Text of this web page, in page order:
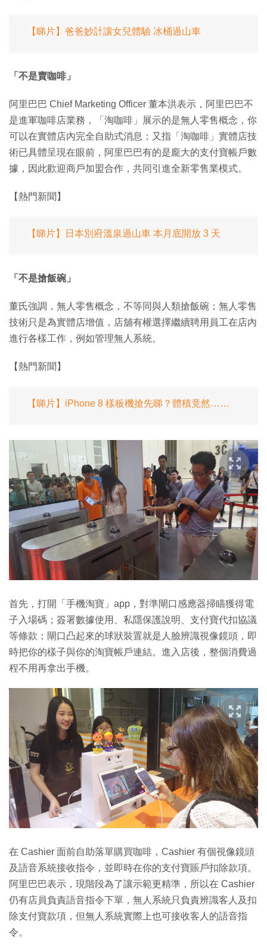
【睇片】爸爸妙計讓女兒體驗 冰桶過山車
「不是賣咖啡」
阿里巴巴 Chief Marketing Officer 董本洪表示，阿里巴巴不
是進軍咖啡店業務，「淘咖啡」展示的是無人零售概念，你
可以在實體店內完全自助式消息；又指「淘咖啡」實體店技
術已具體呈現在眼前，阿里巴巴有的是龐大的支付寶帳戶數
據，因此歡迎商戶加盟合作，共同引進全新零售業模式。
【熱門新聞】
【睇片】日本別府溫泉過山車 本月底開放 3 天
「不是搶飯碗」
董氏強調，無人零售概念，不等同與人類搶飯碗；無人零售
技術只是為實體店增值，店舖有權選擇繼續聘用員工在店內
進行各樣工作，例如管理無人系統。
【熱門新聞】
【睇片】iPhone 8 樣板機搶先睇？體積竟然……
首先，打開「手機淘寶」app，對準閘口感應器掃瞄獲得電
子入場碼；簽署數據使用、私隱保護說明、支付寶代扣協議
等條款；閘口凸起來的球狀裝置就是人臉辨識視像鏡頭，即
時把你的樣子與你的淘寶帳戶連結。進入店後，整個消費過
程不用再拿出手機。
在 Cashier 面前自助落單購買咖啡，Cashier 有個視像鏡頭
及語音系統接收指令，並即時在你的支付寶賬戶扣除款項。
阿里巴巴表示，現階段為了讓示範更精準，所以在 Cashier
仍有店員負責語音指令下單，無人系統只負責辨識客人及扣
除支付寶款項，但無人系統實際上也可接收客人的語音指
令。